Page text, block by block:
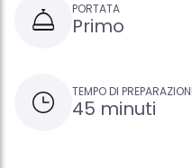
PORTATA
Primo
TEMPO DI
45 minuti